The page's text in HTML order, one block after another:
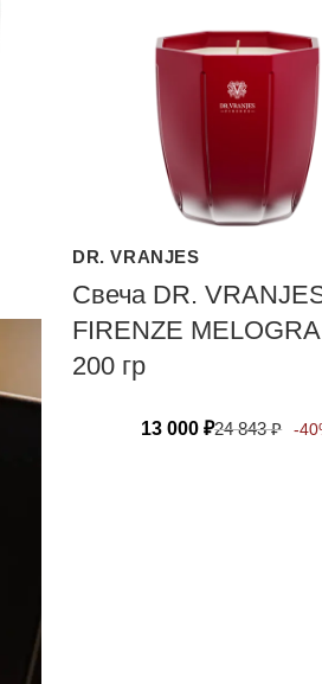
DR. VRANJES
Свеча DR.
FIRENZE
200 гр
13 000₽24 843₽ -